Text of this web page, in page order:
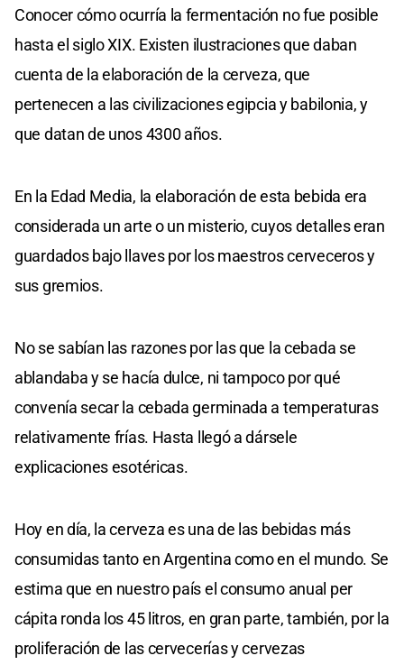
Conocer cómo ocurría la fermentación no fue posible
hasta el siglo XIX. Existen ilustraciones que daban
cuenta de la elaboración de la cerveza, que
pertenecen a las civilizaciones egipcia y babilonia, y
que datan de unos 4300 años.
En la Edad Media, la elaboración de esta bebida era
considerada un arte o un misterio, cuyos detalles eran
guardados bajo llaves por los maestros cerveceros y
sus gremios.
No se sabían las razones por las que la cebada se
ablandaba y se hacía dulce, ni tampoco por qué
convenía secar la cebada germinada a temperaturas
relativamente frías. Hasta llegó a dársele
explicaciones esotéricas.
Hoy en día, la cerveza es una de las bebidas más
consumidas tanto en Argentina como en el mundo. Se
estima que en nuestro país el consumo anual per
cápita ronda los 45 litros, en gran parte, también, por la
proliferación de las cervecerías y cervezas